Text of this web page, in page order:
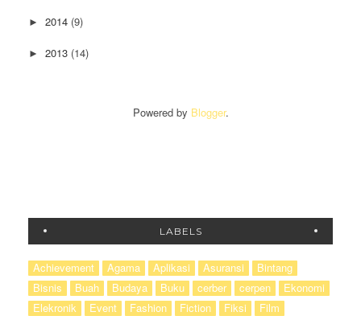
► 2014 (9)
► 2013 (14)
Powered by Blogger.
LABELS
Achievement Agama Aplikasi Asuransi
Bintang
Bisnis
Buah Budaya Buku cerber cerpen
Ekonomi
Elekronik
Event Fashion Fiction Fiksi
Film